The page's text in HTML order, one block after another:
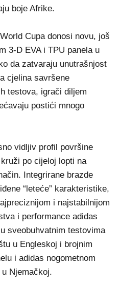
boje Afrike.
Cupa donosi novu, još
3-D EVA i TPU panela u
da zatvaraju unutrašnjost
cjelina savršene
testova, igrači diljem
postići mnogo
vidljiv profil površine
kruži po cijeloj lopti na
Integrirane brazde
“leteće” karakteristike,
i najstabilnijom
i performance adidas
sveobuhvatnim testovima
u Engleskoj i brojnim
i adidas nogometnom
Njemačkoj.